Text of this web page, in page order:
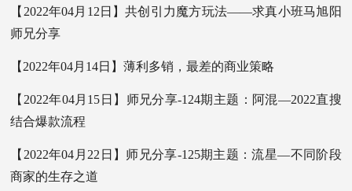
【2022年04月12日】共创引力魔方玩法——求真小班马旭阳
师兄分享
【2022年04月14日】薄利多销，最差的商业策略
【2022年04月15日】师兄分享-124期主题：阿混—2022直搜
结合爆款流程
【2022年04月22日】师兄分享-125期主题：流星—不同阶段
商家的生存之道